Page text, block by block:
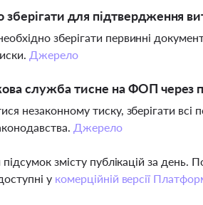
для підтвердження
зберігати первинні
Джерело
служба тисне на ФОП через
незаконному тиску, зберігати
Джерело
змісту публікацій за
у комерційній версії